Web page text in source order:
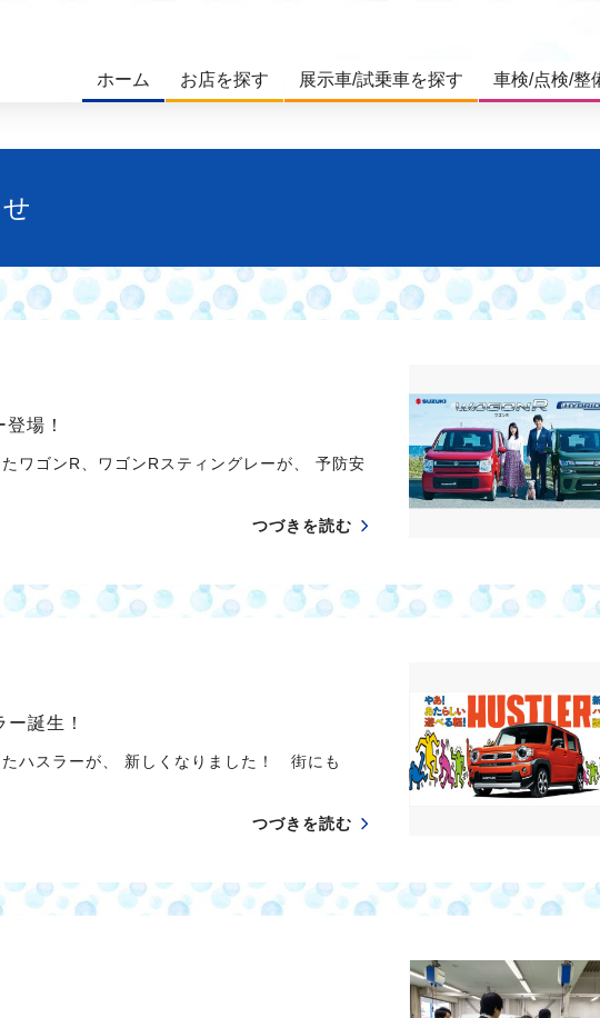
ホーム お店を探す 展示車/試乗車を探す 車検/点検/整
場！
ワゴンR、ワゴンRスティングレーが、 予防安
つづきを読む
誕生！
たハスラーが、 新しくなりました！ 街にも
つづきを読む